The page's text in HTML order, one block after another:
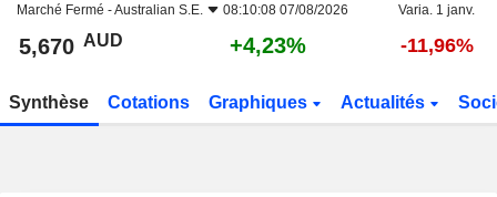
Marché Fermé -Australian S.E. 08:10:08 07/08/2026 Varia. 1 janv.
5,670 AUD +4,23% -11,96%
Synthèse Cotations Graphiques Actualités